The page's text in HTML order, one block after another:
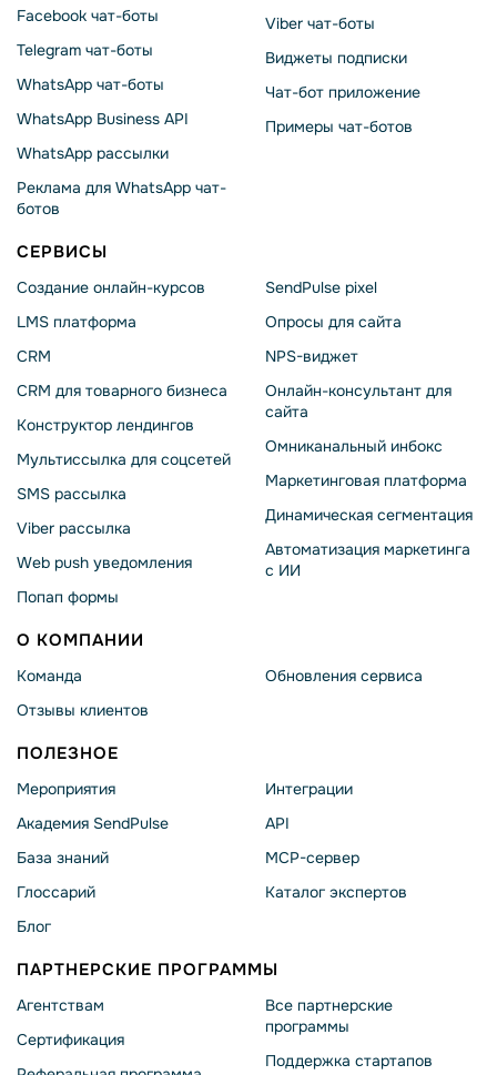
Facebook чат-боты
Telegram чат-боты
WhatsApp чат-боты
WhatsApp Business API
WhatsApp рассылки
Реклама для WhatsApp чат-
ботов
Viber чат-боты
Виджеты подписки
Чат-бот приложение
Примеры чат-ботов
СЕРВИСЫ
Создание онлайн-курсов
LMS платформа
CRM
CRM для товарного бизнеса
Конструктор лендингов
Мультиссылка для соцсетей
SMS рассылка
Viber рассылка
Web push уведомления
Попап формы
SendPulse pixel
Опросы для сайта
NPS-виджет
Онлайн-консультант для
сайта
Омниканальный инбокс
Маркетинговая платформа
Динамическая сегментация
Автоматизация маркетинга
с ИИ
О КОМПАНИИ
Команда
Отзывы клиентов
Обновления сервиса
ПОЛЕЗНОЕ
Мероприятия
Академия SendPulse
База знаний
Глоссарий
Блог
Интеграции
API
MCP-сервер
Каталог экспертов
ПАРТНЕРСКИЕ ПРОГРАММЫ
Агентствам
Сертификация
Все партнерские
программы
Поддержка стартапов